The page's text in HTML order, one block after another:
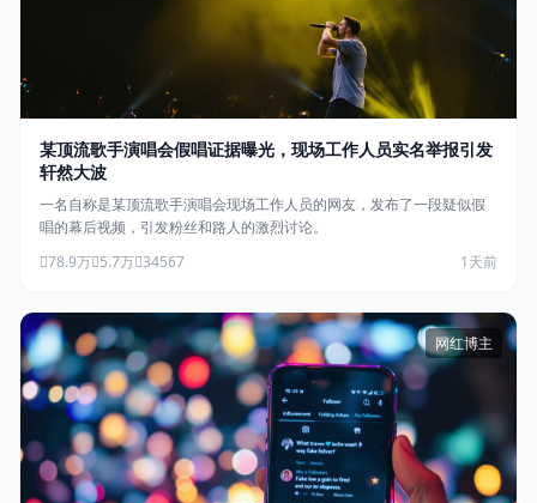
某顶流歌手演唱会假唱证据曝光，现场工作人员实名举报引发
轩然大波
一名自称是某顶流歌手演唱会现场工作人员的网友，发布了一段疑似假
唱的幕后视频，引发粉丝和路人的激烈讨论。
78.9万 5.7万 34567 1天前
网红博主